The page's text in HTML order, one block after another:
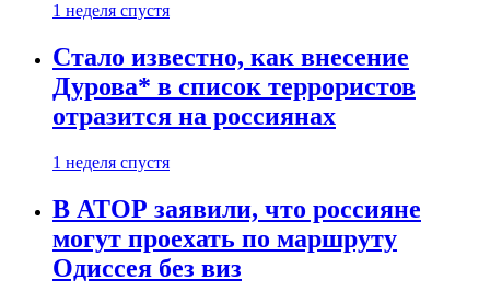
1 неделя спустя
Стало известно, как внесение
Дурова* в список террористов
отразится на россиянах
1 неделя спустя
В АТОР заявили, что россияне
могут проехать по маршруту
Одиссея без виз